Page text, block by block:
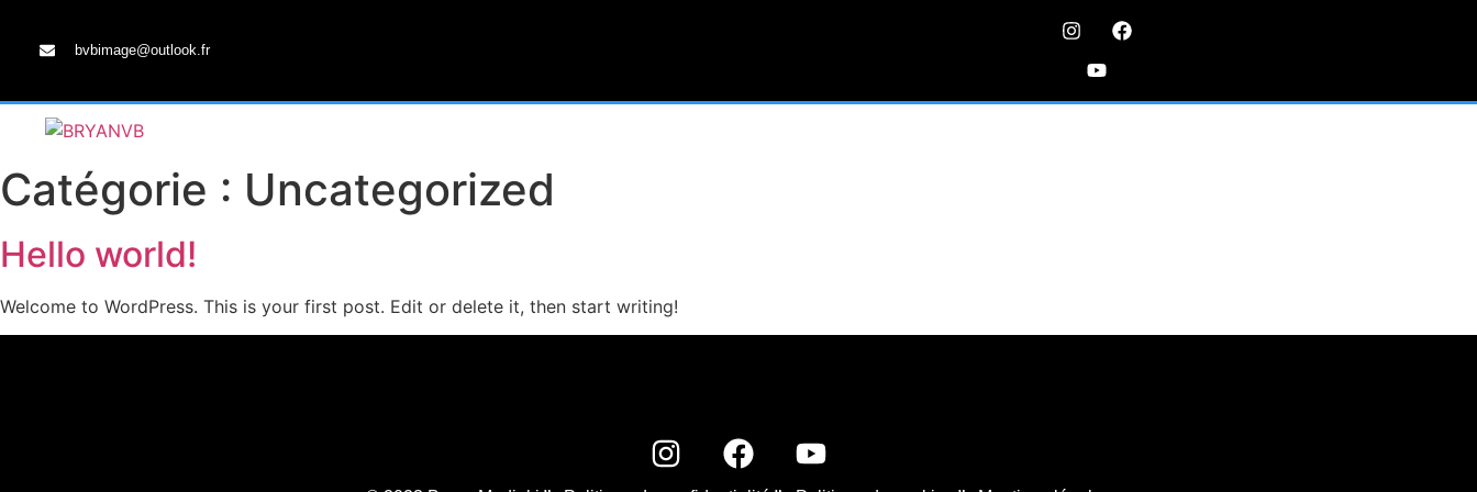
bvbimage@outlook.fr
Catégorie : Uncategorized
Hello world!
Welcome to WordPress. This is your first post. Edit or delete it, then start writing!